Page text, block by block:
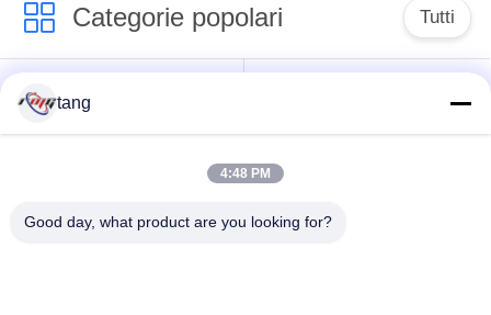
Categorie popolari Tutti
Pezzi di ricambio di
BANCOMAT
Parti di BANCOMAT
tang
4:48 PM
Good day, what product are you looking for?